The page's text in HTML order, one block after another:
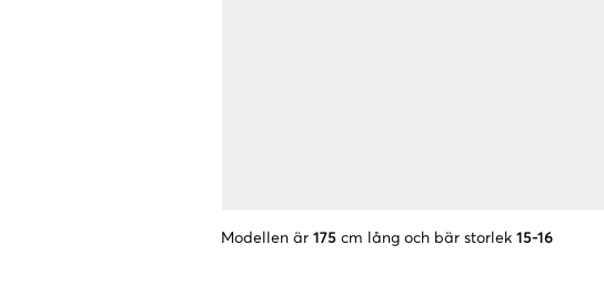
Modellen är 175 cm lång och bär storlek 15-16